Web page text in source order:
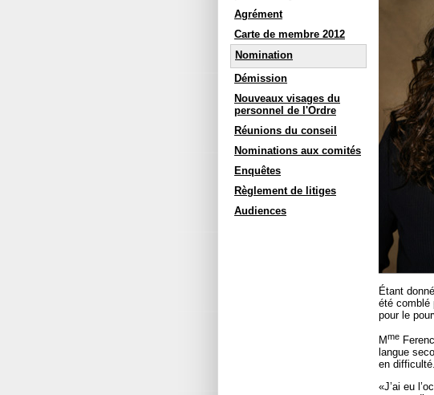
Agrément
Carte de membre 2012
Nomination
Démission
Nouveaux visages du
personnel de l'Ordre
Réunions du conseil
Nominations aux comités
Enquêtes
Règlement de litiges
Audiences
Étant
été comblé
pour le
Mme
langue
en difficulté.
«J’ai eu